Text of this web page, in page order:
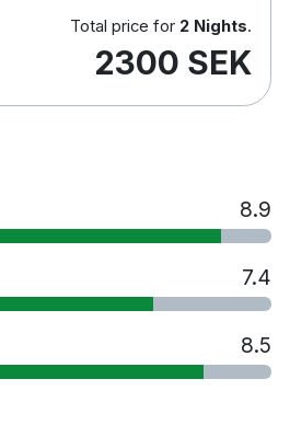
på begäran
Bar och Xampagneria
rum finns tillgängliga
till Uppsala Domkyrka
till Uppsala
Total price for 2 Nights.
2300 SEK
8.9
7.4
8.5